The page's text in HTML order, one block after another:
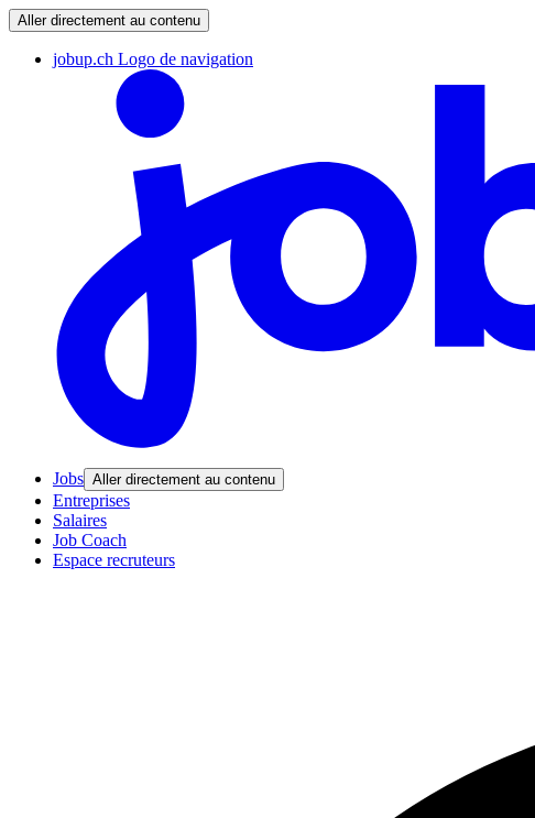
Aller directement au contenu
jobup.ch Logo de navigation
Jobs Aller directement au contenu
Entreprises
Salaires
Job Coach
Espace recruteurs